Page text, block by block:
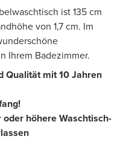
ist 135 cm
von 1,7 cm. Im
Ihrem Badezimmer.
Qualität mit 10 Jahren
höhere Waschtisch-